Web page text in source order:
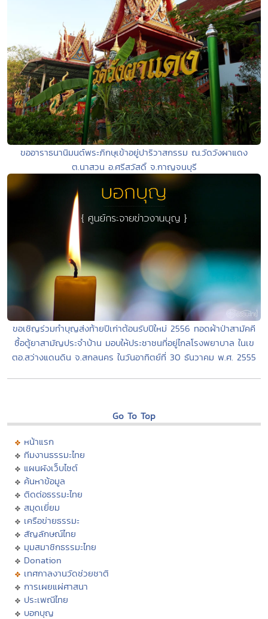
ขออาราธนานิมนต์พระภิกษุเข้าอยู่ปาริวาสกรรม ณ.วัดวังผาแดง
ต.นาสวน อ.ศรีสวัสดิ์ จ.กาญจนบุรี
ขอเชิญร่วมทำบุญส่งท้ายปีเก่าต้อนรับปีใหม่ 2556 ทอดผ้าป่าสามัคคี
ซื้อตู้ยาสามัญประจำบ้าน มอบให้ประชาชนที่อยู่ไกลโรงพยาบาล ในเข
ตอ.สว่างแดนดิน จ.สกลนคร ในวันอาทิตย์ที่ 30 ธันวาคม พ.ศ. 2555
Go To Top
หน้าแรก
ทีมงานธรรมะไทย
แผนผังเว็บไซต์
ค้นหาข้อมูล
ติดต่อธรรมะไทย
สมุดเยี่ยม
เครือข่ายธรรมะ
สัญลักษณ์ไทย
มุมสมาชิกธรรมะไทย
Donation
เทศกาลงานวัดช่วยชาติ
การเผยแผ่ศาสนา
ประเพณีไทย
บอกบุญ